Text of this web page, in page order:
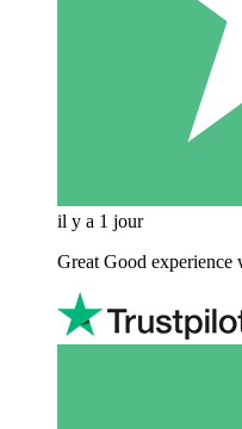
il y a 1 jour
Great Good experience